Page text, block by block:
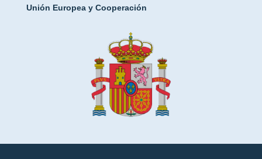
Unión Europea y Cooperación